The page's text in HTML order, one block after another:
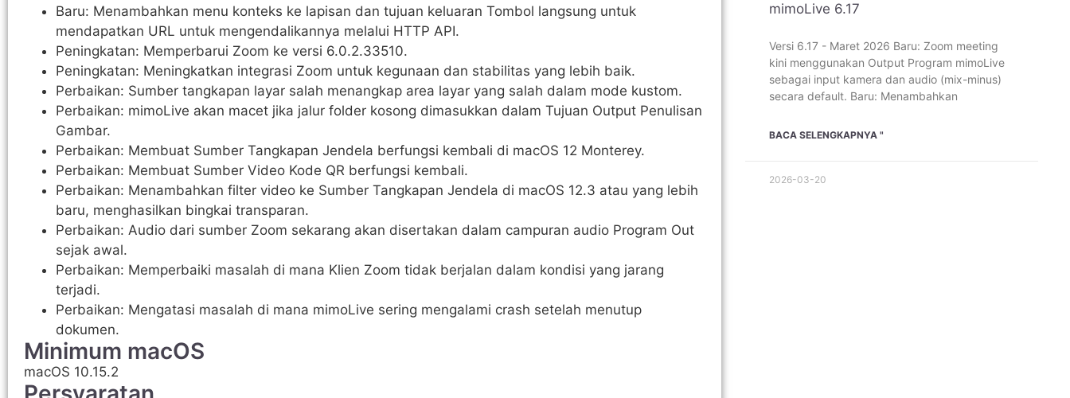
Baru: Menambahkan menu konteks ke lapisan dan tujuan keluaran Tombol langsung untuk
mendapatkan URL untuk mengendalikannya melalui HTTP API.
Peningkatan: Memperbarui Zoom ke versi 6.0.2.33510.
Peningkatan: Meningkatkan integrasi Zoom untuk kegunaan dan stabilitas yang lebih baik.
Perbaikan: Sumber tangkapan layar salah menangkap area layar yang salah dalam mode kustom.
Perbaikan: mimoLive akan macet jika jalur folder kosong dimasukkan dalam Tujuan Output Penulisan
Gambar.
Perbaikan: Membuat Sumber Tangkapan Jendela berfungsi kembali di macOS 12 Monterey.
Perbaikan: Membuat Sumber Video Kode QR berfungsi kembali.
Perbaikan: Menambahkan filter video ke Sumber Tangkapan Jendela di macOS 12.3 atau yang lebih
baru, menghasilkan bingkai transparan.
Perbaikan: Audio dari sumber Zoom sekarang akan disertakan dalam campuran audio Program Out
sejak awal.
Perbaikan: Memperbaiki masalah di mana Klien Zoom tidak berjalan dalam kondisi yang jarang
terjadi.
Perbaikan: Mengatasi masalah di mana mimoLive sering mengalami crash setelah menutup
dokumen.
Minimum macOS
macOS 10.15.2
mimoLive 6.17
Versi 6.17 - Maret 2026 Baru: Zoom meeting
kini menggunakan Output Program mimoLive
sebagai input kamera dan audio (mix-minus)
secara default. Baru: Menambahkan
BACA SELENGKAPNYA "
2026-03-20